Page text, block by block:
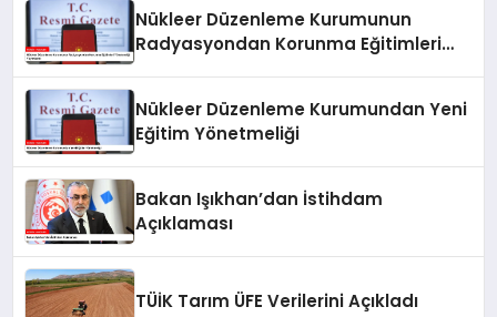
Nükleer Düzenleme Kurumunun
Radyasyondan Korunma Eğitimleri
Nükleer Düzenleme Kurumundan Yeni
Eğitim Yönetmeliği
Bakan Işıkhan’dan İstihdam
Açıklaması
TÜİK Tarım ÜFE Verilerini Açıkladı